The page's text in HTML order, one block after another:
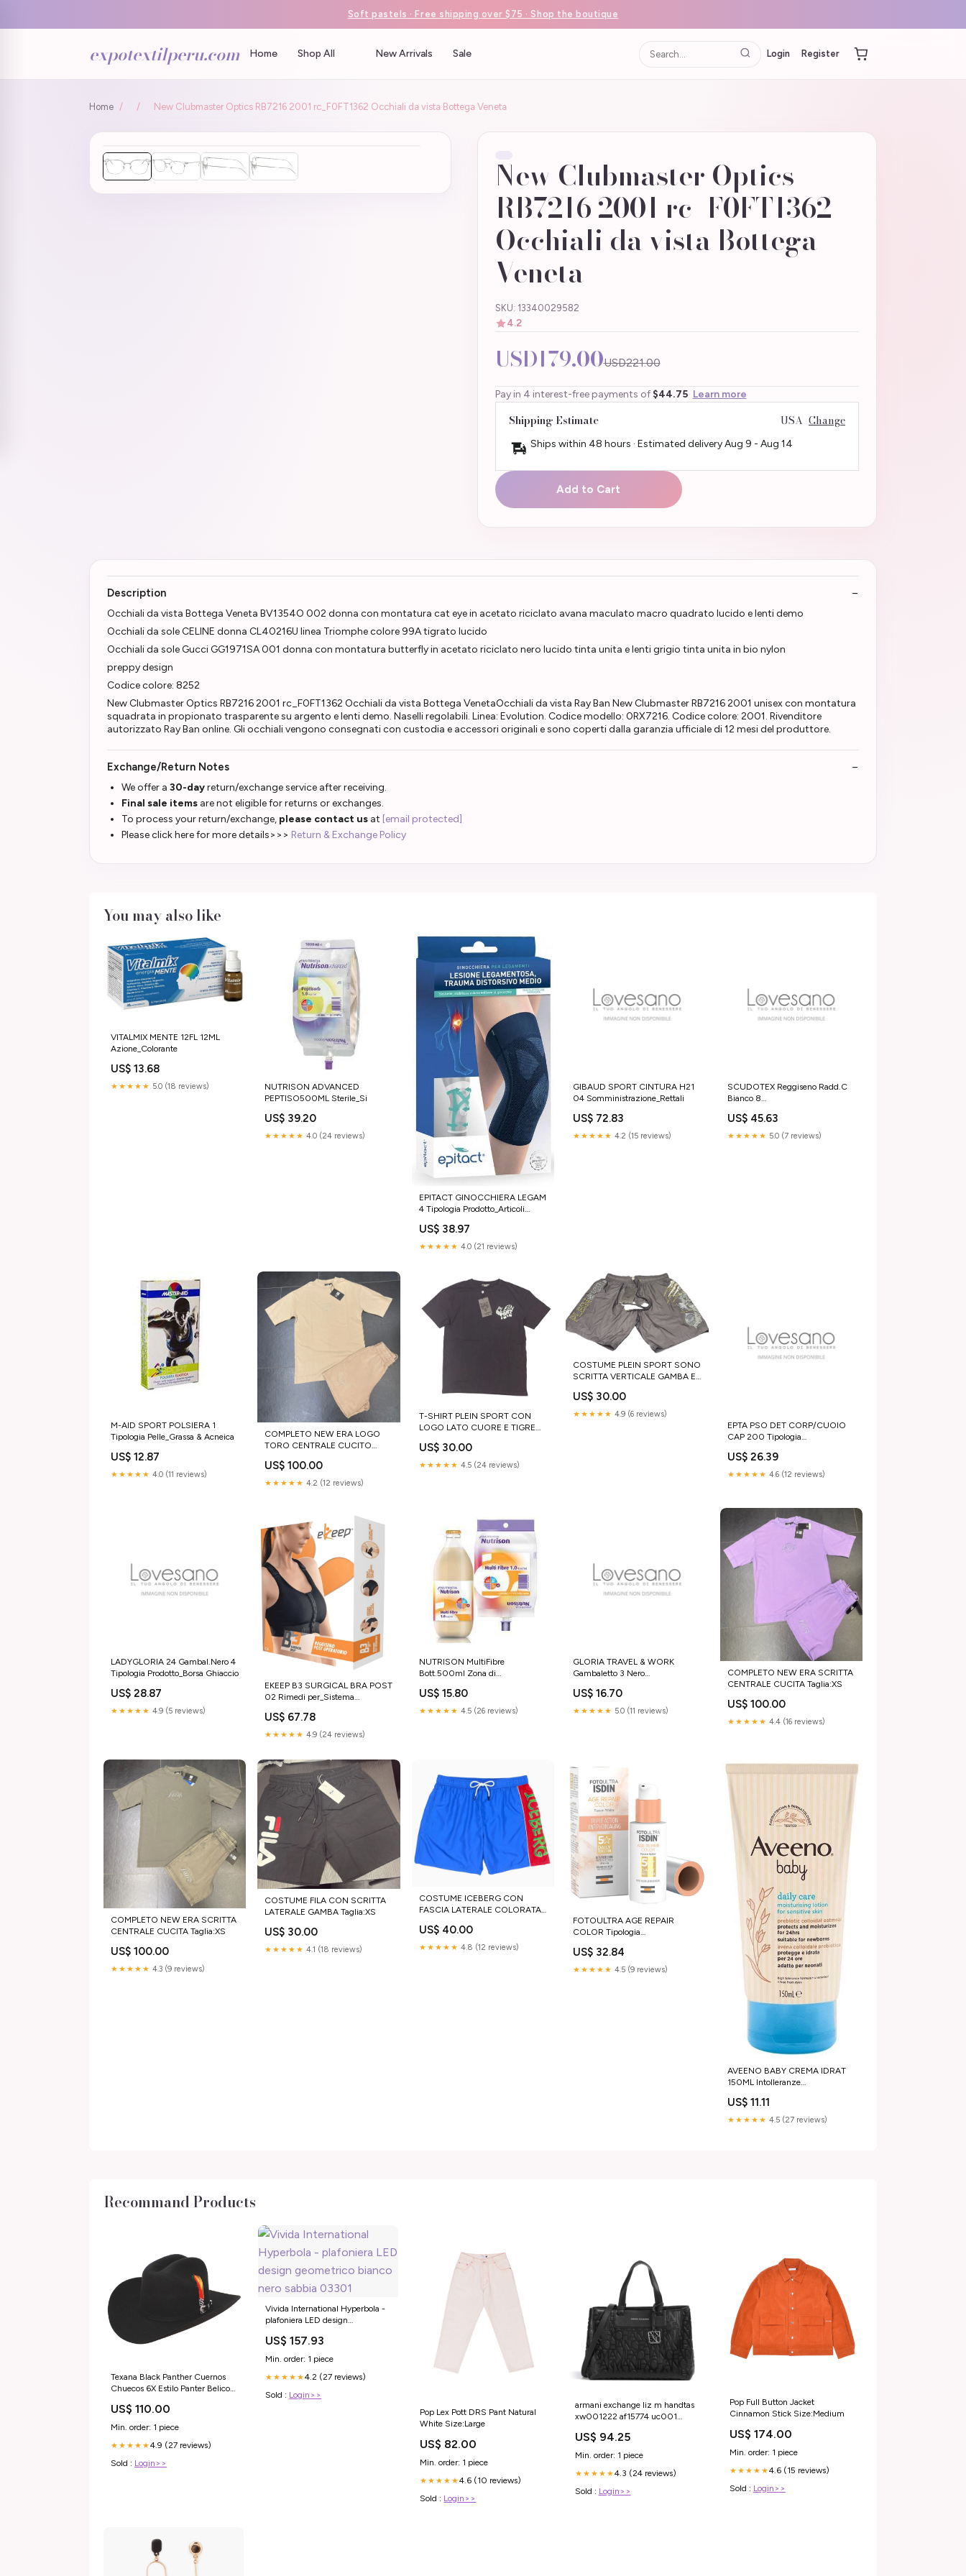
Soft pastels · Free shipping over $75 · Shop the boutique
expotextilperu.com Home Shop All New Arrivals Sale Login Register
Home / / New Clubmaster Optics RB7216 2001 rc_F0FT1362 Occhiali da vista Bottega Veneta
New Clubmaster Optics
RB7216 2001 rc_F0FT1362
Occhiali da vista Bottega
Veneta
SKU: 13340029582
4.2
USD179.00USD221.00
Pay in 4 interest-free payments of $44.75 Learn more
Shipping Estimate USA Change
Ships within 48 hours · Estimated deliveryAug 9 - Aug 14
Add to Cart
Description
Occhiali da vista Bottega Veneta BV1354O 002 donna con montatura cat eye in acetato riciclato avana maculato macro quadrato lucido e lenti demo
Occhiali da sole CELINE donna CL40216U linea Triomphe colore 99A tigrato lucido
Occhiali da sole Gucci GG1971SA 001 donna con montatura butterfly in acetato riciclato nero lucido tinta unita e lenti grigio tinta unita in bio nylon
preppy design
Codice colore: 8252
New Clubmaster Optics RB7216 2001 rc_F0FT1362 Occhiali da vista Bottega VenetaOcchiali da vista Ray Ban New Clubmaster RB7216 2001 unisex con montatura
squadrata in propionato trasparente su argento e lenti demo. Naselli regolabili. Linea: Evolution. Codice modello: 0RX7216. Codice colore: 2001. Rivenditore
autorizzato Ray Ban online. Gli occhiali vengono consegnati con custodia e accessori originali e sono coperti dalla garanzia ufficiale di 12 mesi del produttore.
Exchange/Return Notes
We offer a 30-dayreturn/exchange service after receiving.
Final sale items are not eligible for returns or exchanges.
To process your return/exchange, please contact us at [email protected]
Please click here for more details>>> Return & Exchange Policy
You may also like
VITALMIX MENTE 12FL 12ML
Azione_Colorante
US$ 13.68
★★★★★ 5.0 (18 reviews)
NUTRISON ADVANCED
PEPTISO500ML Sterile_Si
US$ 39.20
★★★★★ 4.0 (24 reviews)
EPITACT GINOCCHIERA LEGAM
4 Tipologia Prodotto_Articoli
US$ 38.97
★★★★★ 4.0 (21 reviews)
GIBAUD SPORT CINTURA H21
04 Somministrazione_Rettali
US$ 72.83
★★★★★ 4.2 (15 reviews)
SCUDOTEX Reggiseno Radd.C
Bianco 8
US$ 45.63
★★★★★ 5.0 (7 reviews)
M-AID SPORT POLSIERA 1
Tipologia Pelle_Grassa & Acneica
US$ 12.87
★★★★★ 4.0 (11 reviews)
COMPLETO NEW ERA LOGO
TORO CENTRALE CUCITO
US$ 100.00
★★★★★ 4.2 (12 reviews)
T-SHIRT PLEIN SPORT CON
LOGO LATO CUORE E TIGRE
US$ 30.00
★★★★★ 4.5 (24 reviews)
COSTUME PLEIN SPORT SONO
SCRITTA VERTICALE GAMBA E
US$ 30.00
★★★★★ 4.9 (6 reviews)
EPTA PSO DET CORP/CUOIO
CAP 200 Tipologia
US$ 26.39
★★★★★ 4.6 (12 reviews)
LADYGLORIA 24 Gambal.Nero 4
Tipologia Prodotto_Borsa Ghiaccio
US$ 28.87
★★★★★ 4.9 (5 reviews)
EKEEP B3 SURGICAL BRA POST
02 Rimedi per_Sistema
US$ 67.78
★★★★★ 4.9 (24 reviews)
NUTRISON MultiFibre
Bott.500ml Zona di
US$ 15.80
★★★★★ 4.5 (26 reviews)
GLORIA TRAVEL & WORK
Gambaletto 3 Nero
US$ 16.70
★★★★★ 5.0 (11 reviews)
COMPLETO NEW ERA SCRITTA
CENTRALE CUCITA Taglia:XS
US$ 100.00
★★★★★ 4.4 (16 reviews)
COMPLETO NEW ERA SCRITTA
CENTRALE CUCITA Taglia:XS
US$ 100.00
★★★★★ 4.3 (9 reviews)
COSTUME FILA CON SCRITTA
LATERALE GAMBA Taglia:XS
US$ 30.00
★★★★★ 4.1 (18 reviews)
COSTUME ICEBERG CON
FASCIA LATERALE COLORATA
US$ 40.00
★★★★★ 4.8 (12 reviews)
FOTOULTRA AGE REPAIR
COLOR Tipologia
US$ 32.84
★★★★★ 4.5 (9 reviews)
AVEENO BABY CREMA IDRAT
150ML Intolleranze
US$ 11.11
★★★★★ 4.5 (27 reviews)
Recommand Products
Texana Black Panther Cuernos
Chuecos 6X Estilo Panter Belico
US$ 110.00
Min. order: 1 piece
★★★★★4.9 (27 reviews)
Sold : Login>>
Vivida International Hyperbola -
plafoniera LED design
03301
US$ 157.93
Min. order: 1 piece
★★★★★4.2 (27 reviews)
Sold : Login>>
Pop Lex Pott DRS Pant Natural
White Size:Large
US$ 82.00
Min. order: 1 piece
★★★★★4.6 (10 reviews)
Sold : Login>>
armani exchange liz m handtas
xw001222 af15774 uc001
US$ 94.25
Min. order: 1 piece
★★★★★4.3 (24 reviews)
Sold : Login>>
Pop Full Button Jacket
Cinnamon Stick Size:Medium
US$ 174.00
Min. order: 1 piece
★★★★★4.6 (15 reviews)
Sold : Login>>